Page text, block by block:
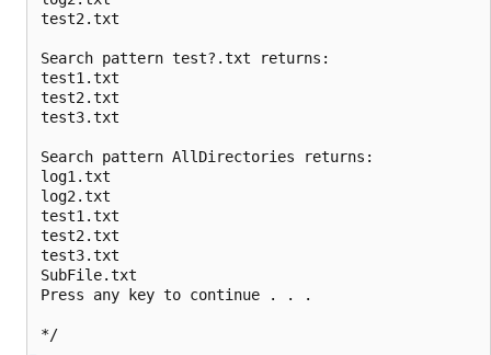
test2.txt
Search pattern test?.txt returns:
test1.txt
test2.txt
test3.txt
Search pattern AllDirectories returns:
log1.txt
log2.txt
test1.txt
test2.txt
test3.txt
SubFile.txt
Press any key to continue . . .